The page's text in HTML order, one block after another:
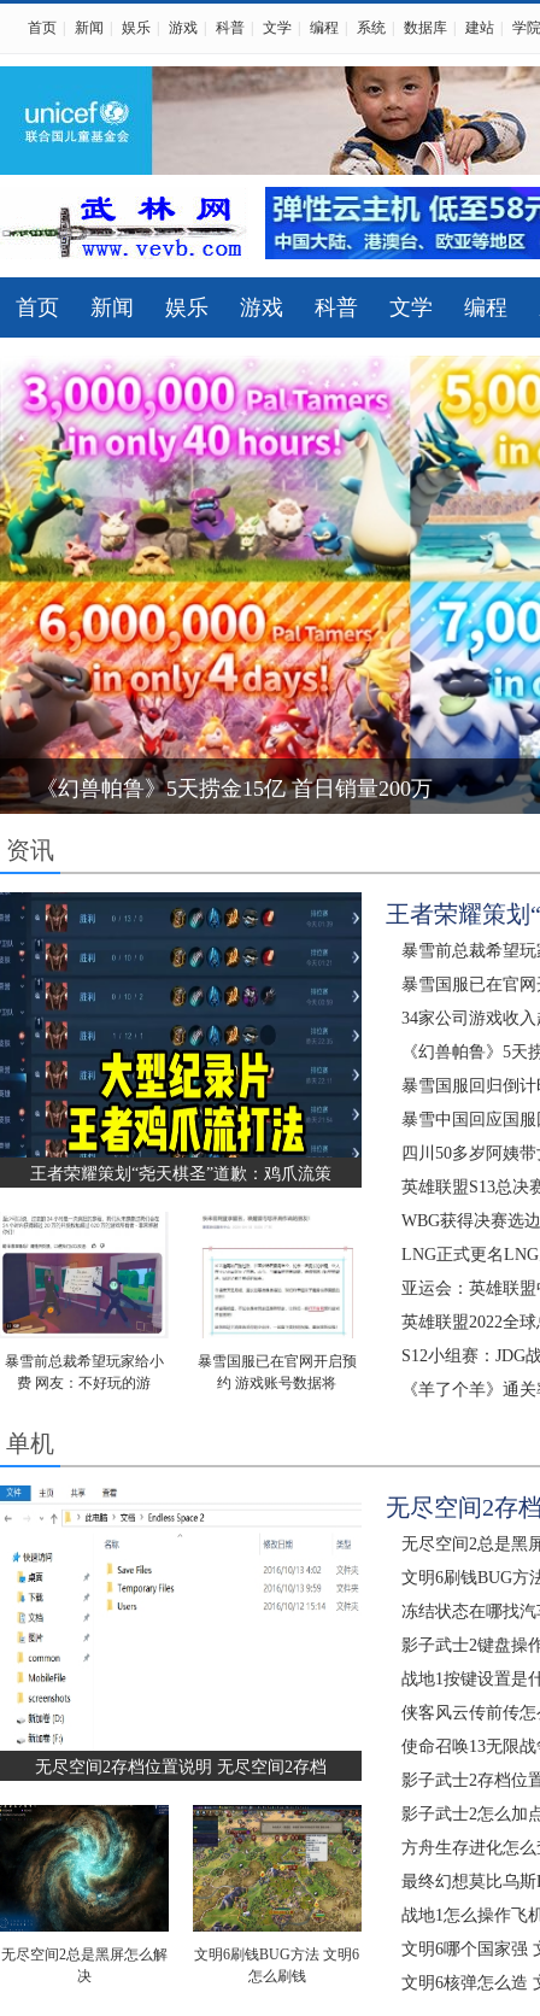
首页 新闻 娱乐 游戏 科普 文学 编程 系统 数据库 建站 学院
首页 新闻 娱乐 游戏 科普 文学 编程
《幻兽帕鲁》5天捞金15亿 首日销量200万
资讯
王者荣耀策划“尧天棋圣”道歉：鸡爪流策
暴雪前总裁希望玩家给小
费 网友：不好玩的游
暴雪国服已在官网开启预
约 游戏账号数据将
王者荣耀策划
暴雪前总裁希望
暴雪国服已在官
34家公司游戏收
《幻兽帕鲁》5天
暴雪国服回归倒
暴雪中国回应国
四川50多岁阿姨
英雄联盟S13总决
WBG获得决赛选
LNG正式更名
亚运会：英雄联
英雄联盟2022全
S12小组赛：JDG
《羊了个羊》通
单机
无尽空间2存档位置说明 无尽空间2存档
无尽空间2总是黑屏怎么解
决
文明6刷钱BUG方法 文明6
怎么刷钱
无尽空间2存
无尽空间2总是黑
文明6刷钱BUG方
冻结状态在哪找
影子武士2键盘操
战地1按键设置是
侠客风云传前传
使命召唤13无限
影子武士2存档位
影子武士2怎么加
方舟生存进化怎
最终幻想莫比乌
战地1怎么操作飞
文明6哪个国家强
文明6核弹怎么造